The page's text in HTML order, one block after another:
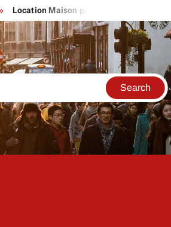
Maison particulier autour de moi :